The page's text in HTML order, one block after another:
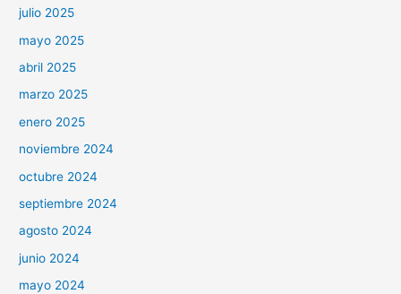
julio 2025
mayo 2025
abril 2025
marzo 2025
enero 2025
noviembre 2024
octubre 2024
septiembre 2024
agosto 2024
junio 2024
mayo 2024